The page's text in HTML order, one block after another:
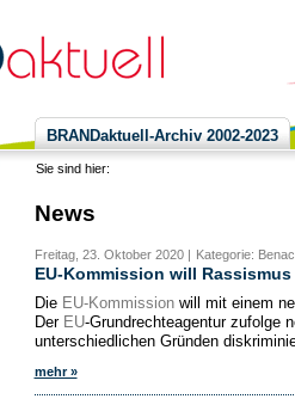
BRANDaktuell-Archiv 2002-2023
Sie sind hier:
News
Freitag, 23. Oktober 2020 | Kategorie:
EU-Kommission will
Die EU-Kommissionwill mit einem
Der EU-Grundrechteagentur zufolge
unterschiedlichen Gründen
mehr »